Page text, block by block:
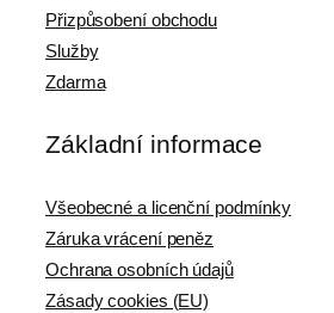
Přizpůsobení obchodu
Služby
Zdarma
Základní informace
Všeobecné a licenční podmínky
Záruka vrácení peněz
Ochrana osobních údajů
Zásady cookies (EU)